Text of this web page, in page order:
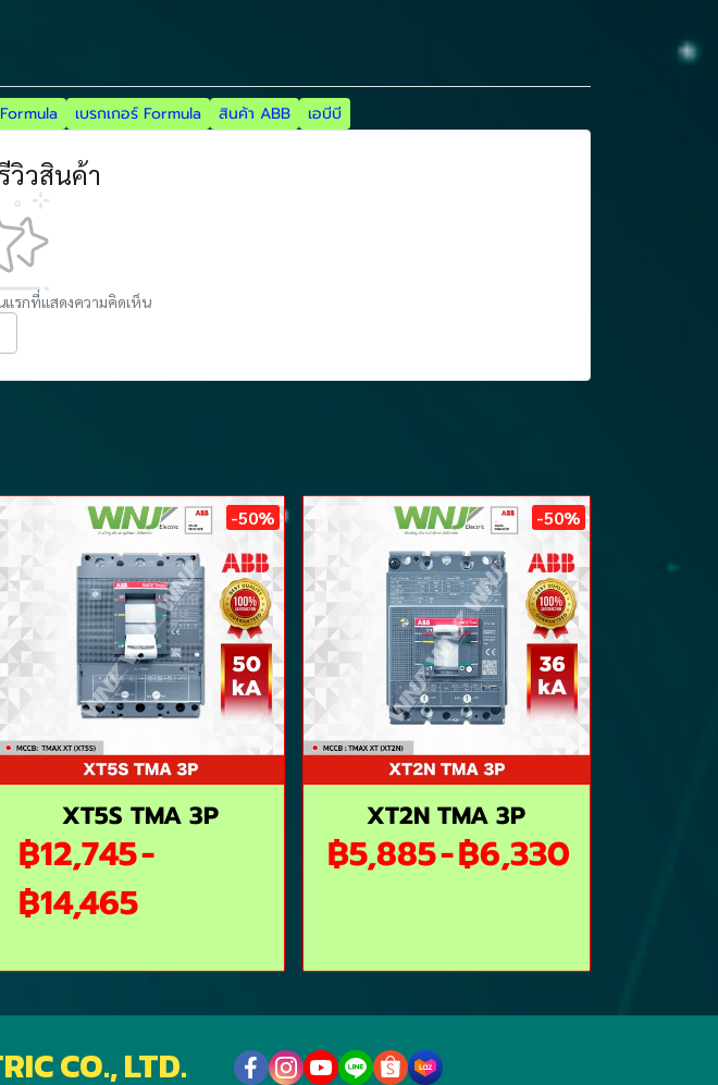
เบรกเกอร์ Formula สินค้า ABB เอบีบี
วิวสินค้า
รกที่แสดงความคิดเห็น
-50%
XT5S TMA 3P
฿12,745-
฿14,465
-50%
XT2N TMA 3P
฿5,885-฿6,330
CO., LTD.